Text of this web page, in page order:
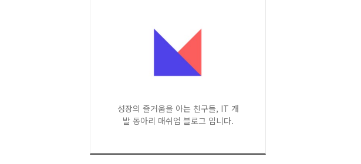
성장의 즐거움을 아는 친구들, IT 개
발 동아리 매쉬업 블로그 입니다.